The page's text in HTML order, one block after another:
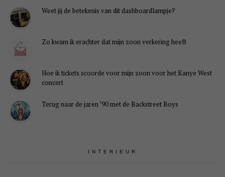
Weet jij de betekenis van dit dashboardlampje?
Zo kwam ik erachter dat mijn zoon verkering heeft
Hoe ik tickets scoorde voor mijn zoon voor het Kanye West
concert
Terug naar de jaren ’90 met de Backstreet Boys
INTERIEUR